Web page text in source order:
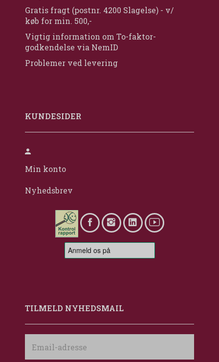
Gratis fragt (postnr. 4200 Slagelse) - v/
køb for min. 500,-
Vigtig information om To-faktor-
godkendelse via NemID
Problemer ved levering
KUNDESIDER
Min konto
Nyhedsbrev
TILMELD NYHEDSMAIL
adresse